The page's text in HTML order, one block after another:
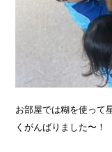
お部屋では糊を使って
くがんばりました〜！